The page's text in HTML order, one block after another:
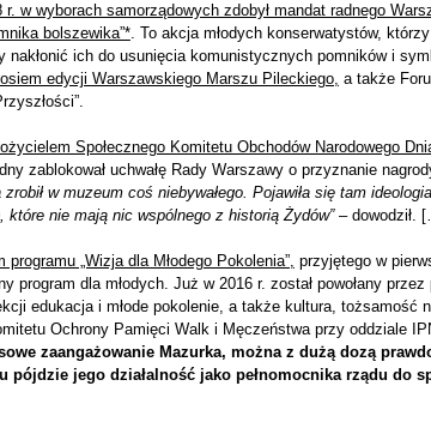
r. w wyborach samorządowych zdobył mandat radnego
bolszewika”*. To akcja młodych konserwatystów,
nakłonić ich do usunięcia komunistycznych pomników i
osiem edycji Warszawskiego Marszu Pileckiego, a także
Społecznego Komitetu Obchodów Narodowego
zablokował uchwałę Rady Warszawy o przyznanie
zrobił w muzeum coś niebywałego. Pojawiła się tam
nie mają nic wspólnego z historią Żydów”– dowodził.
programu „Wizja dla Młodego Pokolenia”, przyjętego w
program dla młodych. Już w 2016 r. został powołany przez
edukacja i młode pokolenie, a także kultura, tożsamość
Ochrony Pamięci Walk i Męczeństwa przy oddziale
zaangażowanie Mazurka, można z dużą dozą
pójdzie jego działalność jako pełnomocnika rządu do